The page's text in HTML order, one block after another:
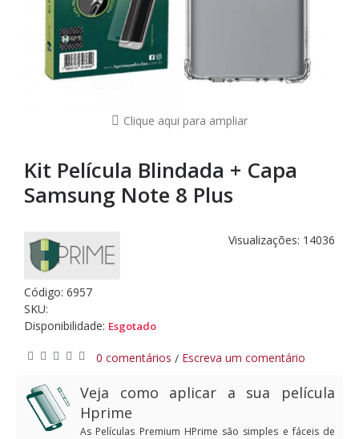
Clique aqui para ampliar
Kit Película Blindada + Capa
Samsung Note 8 Plus
Visualizações: 14036
Código: 6957
SKU:
Disponibilidade: Esgotado
0 comentários / Escreva um comentário
Veja como aplicar a sua película
Hprime
As Películas Premium HPrime são simples e fáceis de